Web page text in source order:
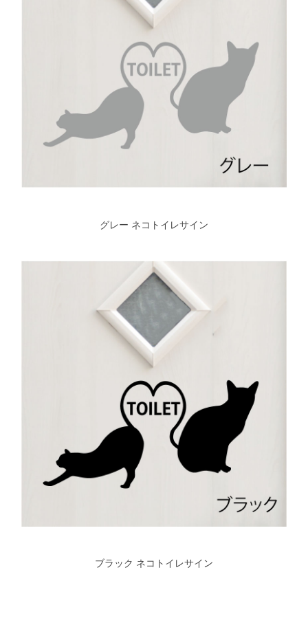
グレー ネコトイレサイン
ブラック ネコトイレサイン